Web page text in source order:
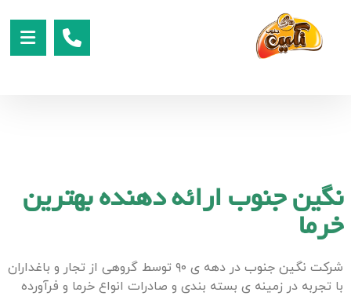
نگین جنوب ارائه دهنده بهترین
خرما
شرکت نگین جنوب در دهه ی ۹۰ توسط گروهی از تجار و باغداران
با تجربه در زمینه ی بسته بندی و صادرات انواع خرما و فرآورده